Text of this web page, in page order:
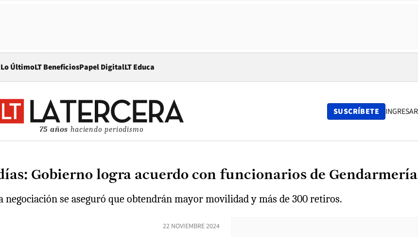
Lo ÚltimoLT BeneficiosPapel DigitalOpens in new window
LT Educa
75 años haciendo periodismo
SUSCRÍBETE INGRESAR
Gobierno logra acuerdo con funcionarios de Gendarmería
se aseguró que obtendrán mayor movilidad y más de 300 retiros.
22 NOVIEMBRE 2024